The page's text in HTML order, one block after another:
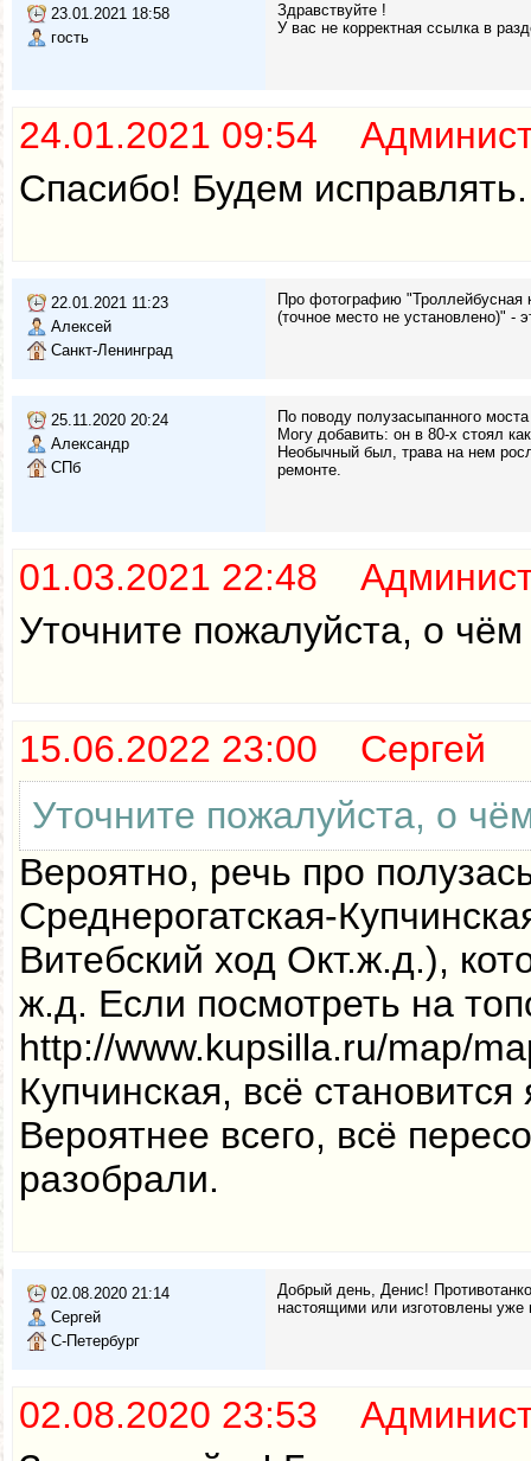
23.01.2021 18:58
гость
Здравствуйте !
У вас не корректная ссылка в
24.01.2021 09:54
Спасибо! Будем исправлять.
22.01.2021 11:23
Алексей
Санкт-Ленинград
Про фотографию "Троллейбусная
(точное место не установлено)" -
25.11.2020 20:24
Александр
СПб
По поводу полузасыпанного
Могу добавить: он в 80-х стоял
Необычный был, трава на нем
ремонте.
01.03.2021 22:48
Уточните пожалуйста, о
15.06.2022 23:00 Сергей
Уточните пожалуйста, о
Вероятно, речь про
Среднерогатская-
Витебский ход Окт.ж.д.),
ж.д. Если посмотреть на
http://www.kupsilla.ru/map/
Купчинская, всё
Вероятнее всего, всё
разобрали.
02.08.2020 21:14
Сергей
С-Петербург
Добрый день, Денис!
настоящими или изготовлены
02.08.2020 23:53